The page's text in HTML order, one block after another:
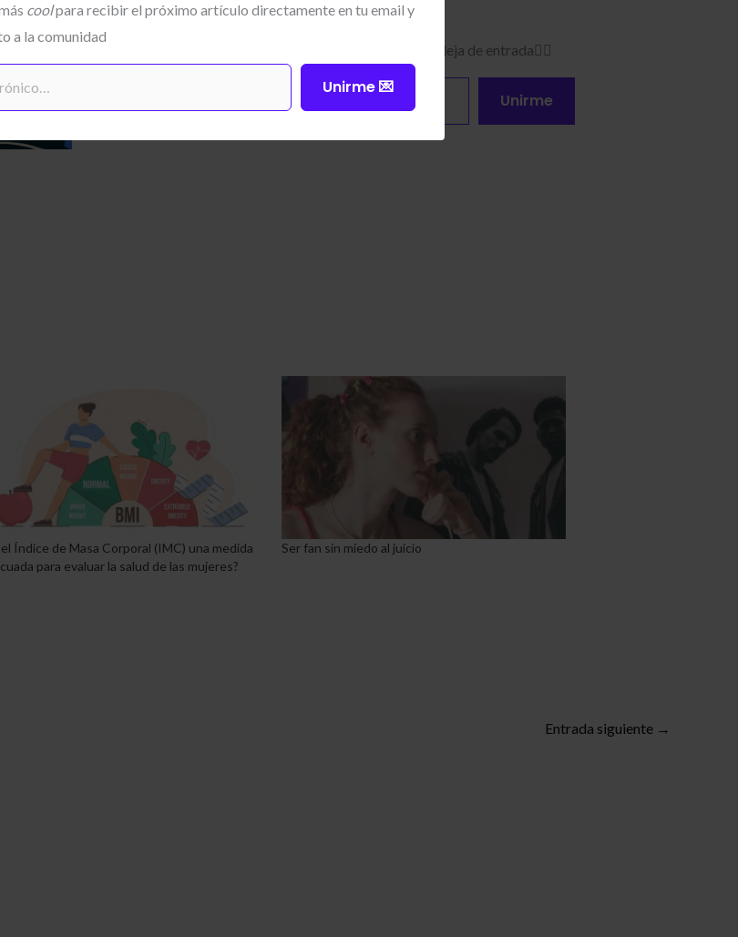
coolpara recibir el próximo artículo directamente en tu email y
a la comunidad
Unirme 💌
Únete a la comunidad
directamente en tu bandeja de entrada❤️‍🔥​
Unirme
el Índice de Masa Corporal (IMC) una medida
para evaluar la salud de las mujeres?
Ser fan sin miedo al juicio
Entrada siguiente →